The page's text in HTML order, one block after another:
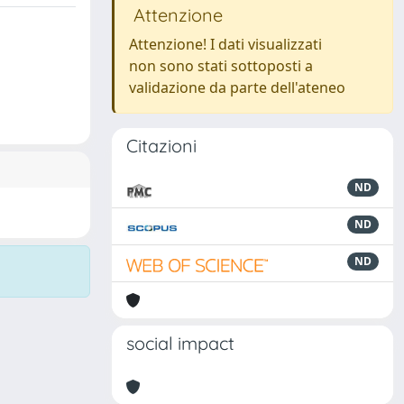
Attenzione
Attenzione! I dati visualizzati
non sono stati sottoposti a
validazione da parte dell'ateneo
Citazioni
ND
ND
ND
social impact